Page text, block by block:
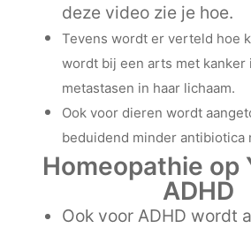
deze video zie je hoe.
Tevens wordt er verteld hoe
wordt bij een arts met kanker
metastasen in haar lichaam.
Ook voor dieren wordt
beduidend minder antibiotica
Homeopathie op
ADHD
Ook voor ADHD wordt